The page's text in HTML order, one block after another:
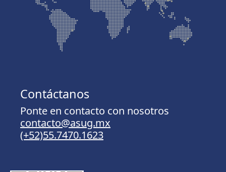
Contáctanos
Ponte en contacto con nosotros
contacto@asug.mx
(+52)55.7470.1623